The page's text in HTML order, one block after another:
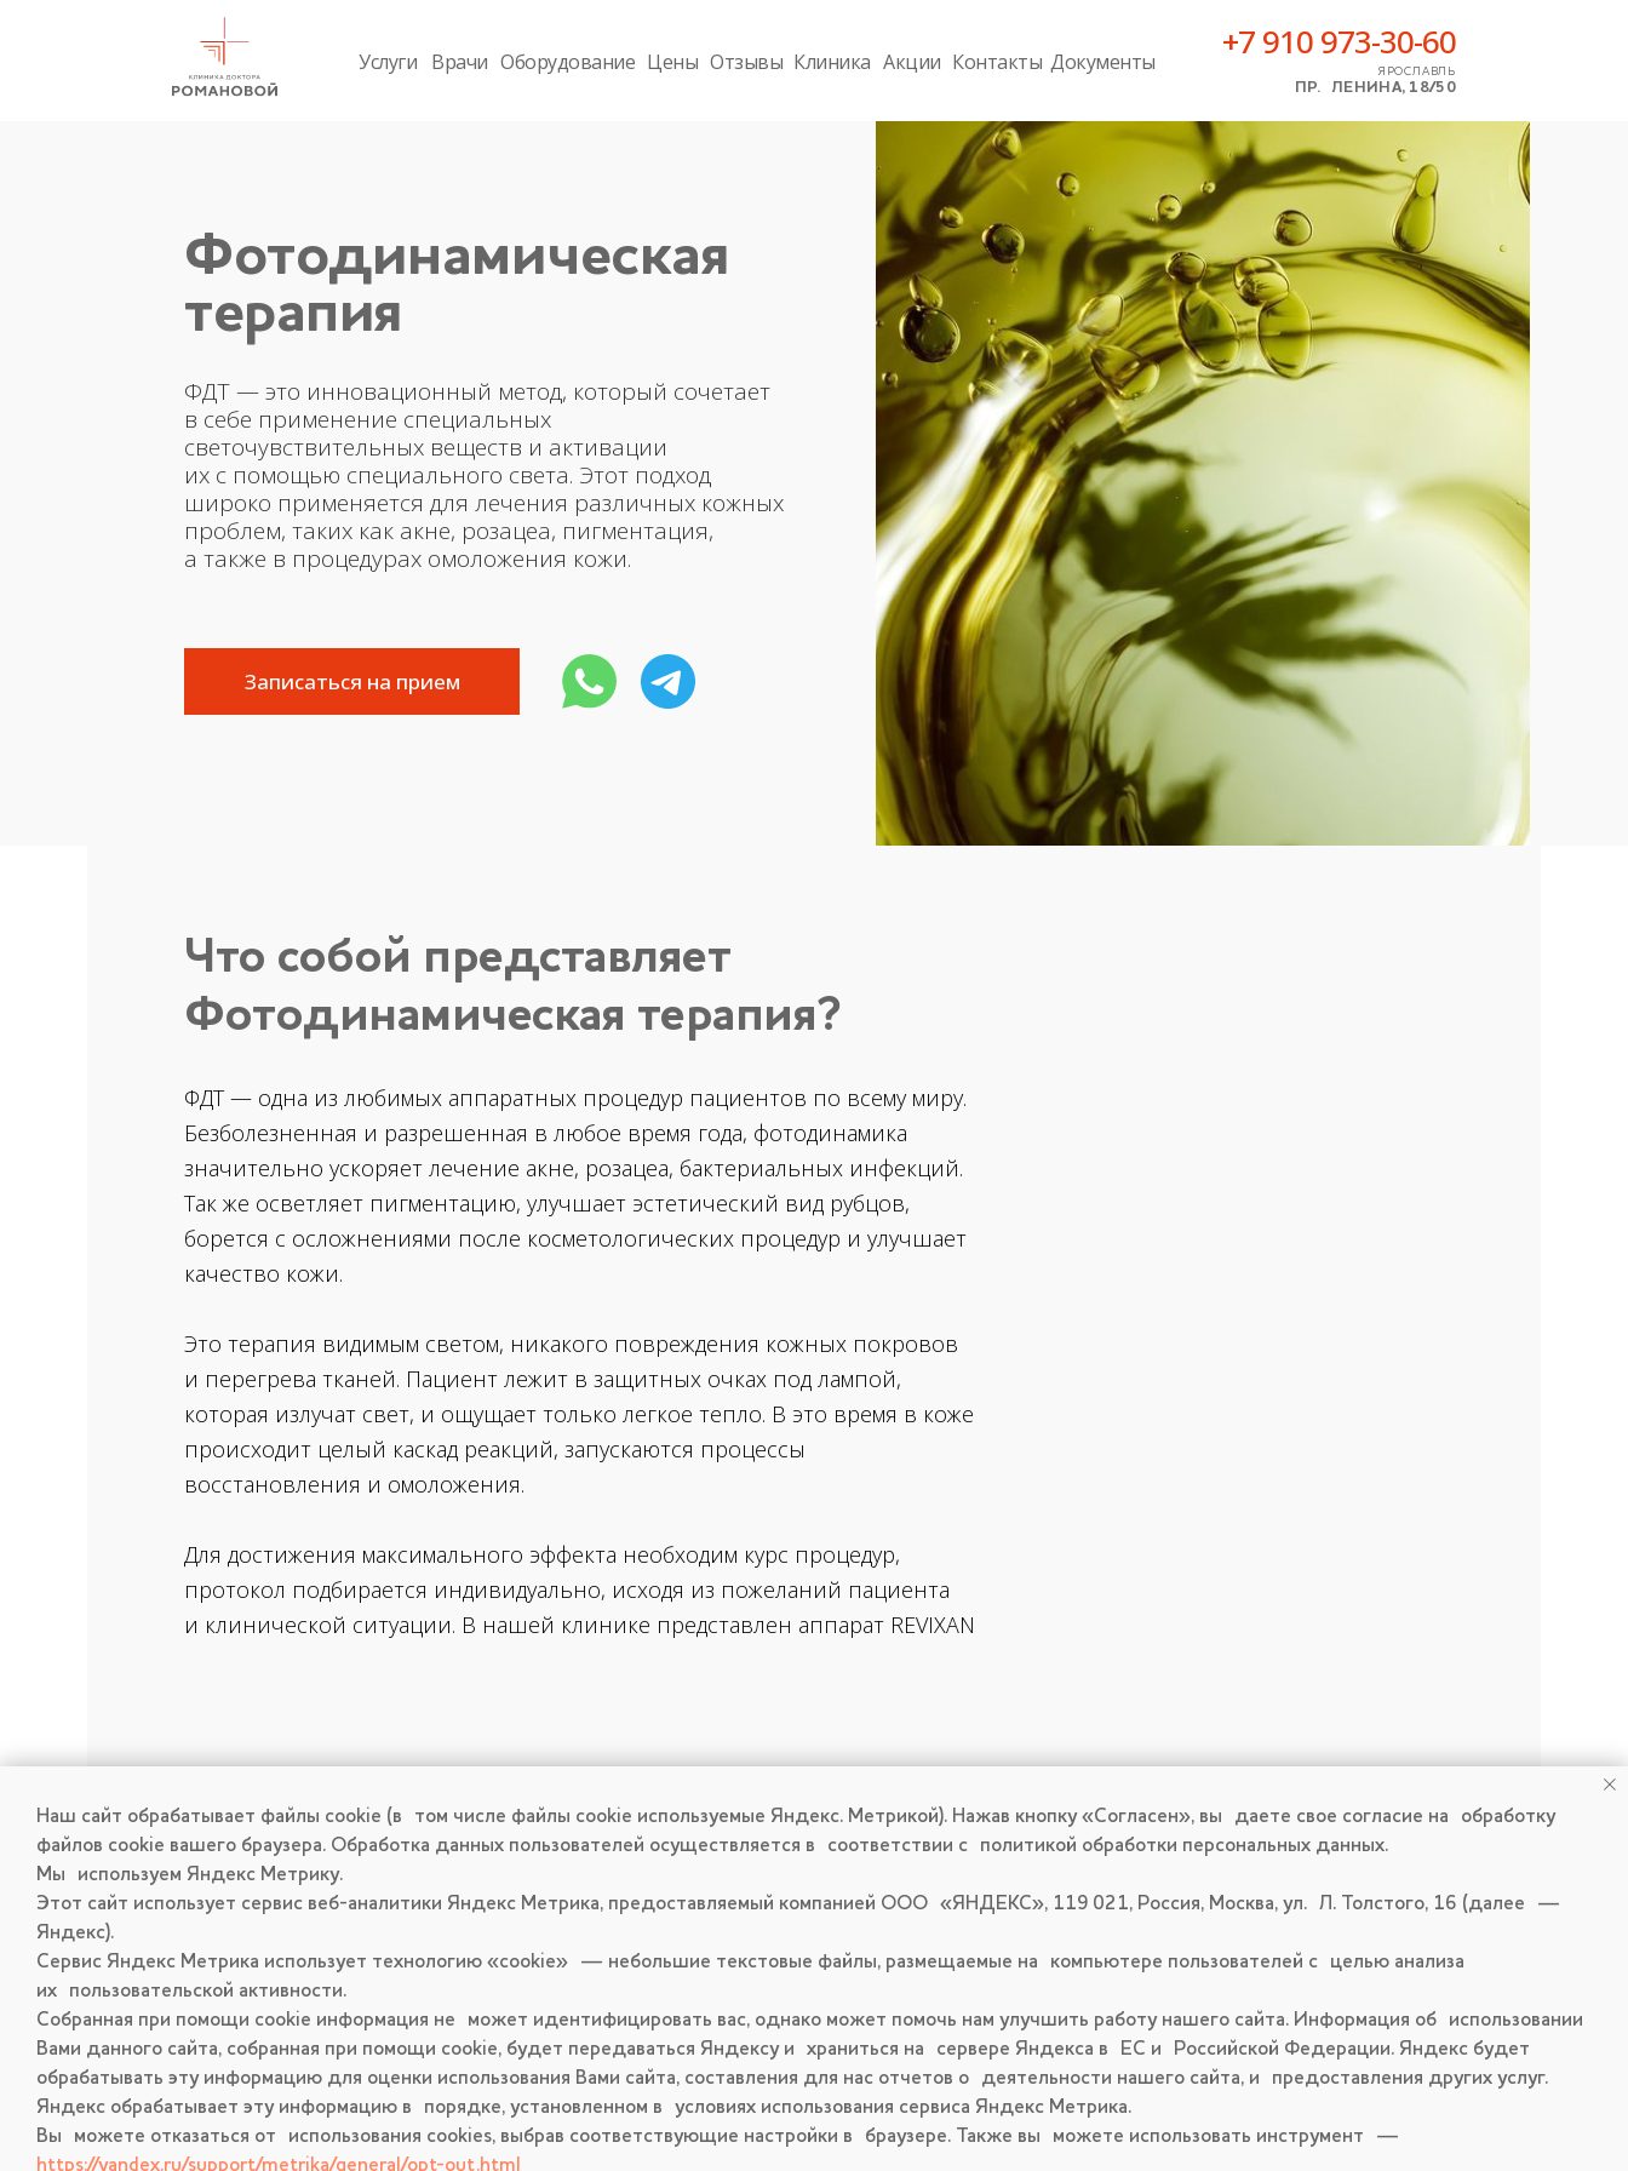
Услуги Клиника
Цены Отзывы Контакты
Врачи Оборудование Акции +7 910 973-30-60
ЯРОСЛАВЛЬ
ПР. ЛЕНИНА, 18/50
Документы
Фотодинамическая
терапия
Записаться на прием
ФДТ — это инновационный метод, который сочетает
в себе применение специальных
светочувствительных веществ и активации
их с помощью специального света. Этот подход
широко применяется для лечения различных кожных
проблем, таких как акне, розацеа, пигментация,
а также в процедурах омоложения кожи.
ФДТ — одна из любимых аппаратных процедур пациентов по всему миру.
Безболезненная и разрешенная в любое время года, фотодинамика
значительно ускоряет лечение акне, розацеа, бактериальных инфекций.
Так же осветляет пигментацию, улучшает эстетический вид рубцов,
борется с осложнениями после косметологических процедур и улучшает
качество кожи.
Это терапия видимым светом, никакого повреждения кожных покровов
и перегрева тканей. Пациент лежит в защитных очках под лампой,
которая излучат свет, и ощущает только легкое тепло. В это время в коже
происходит целый каскад реакций, запускаются процессы
восстановления и омоложения.
Для достижения максимального эффекта необходим курс процедур,
протокол подбирается индивидуально, исходя из пожеланий пациента
и клинической ситуации. В нашей клинике представлен аппарат REVIXAN
Что собой представляет
Фотодинамическая терапия?
+7 910 973-30-60
Ярославль, пр. Ленина, 18/50
Записаться на прием
Наш сайт обрабатывает файлы cookie (в том числе файлы cookie используемые Яндекс. Метрикой). Нажав кнопку «Согласен», вы даете свое согласие на обработку
файлов cookie вашего браузера. Обработка данных пользователей осуществляется в соответствии с политикой обработки персональных данных.
Мы используем Яндекс Метрику.
Этот сайт использует сервис веб-аналитики Яндекс Метрика, предоставляемый компанией ООО «ЯНДЕКС», 119 021, Россия, Москва, ул. Л. Толстого, 16 (далее —
Яндекс).
Сервис Яндекс Метрика использует технологию «cookie» — небольшие текстовые файлы, размещаемые на компьютере пользователей с целью анализа
их пользовательской активности.
Собранная при помощи cookie информация не может идентифицировать вас, однако может помочь нам улучшить работу нашего сайта. Информация об использовании
Вами данного сайта, собранная при помощи cookie, будет передаваться Яндексу и храниться на сервере Яндекса в ЕС и Российской Федерации. Яндекс будет
обрабатывать эту информацию для оценки использования Вами сайта, составления для нас отчетов о деятельности нашего сайта, и предоставления других услуг.
Яндекс обрабатывает эту информацию в порядке, установленном в условиях использования сервиса Яндекс Метрика.
Вы можете отказаться от использования cookies, выбрав соответствующие настройки в браузере. Также вы можете использовать инструмент —
https://yandex.ru/support/metrika/general/opt-out.html